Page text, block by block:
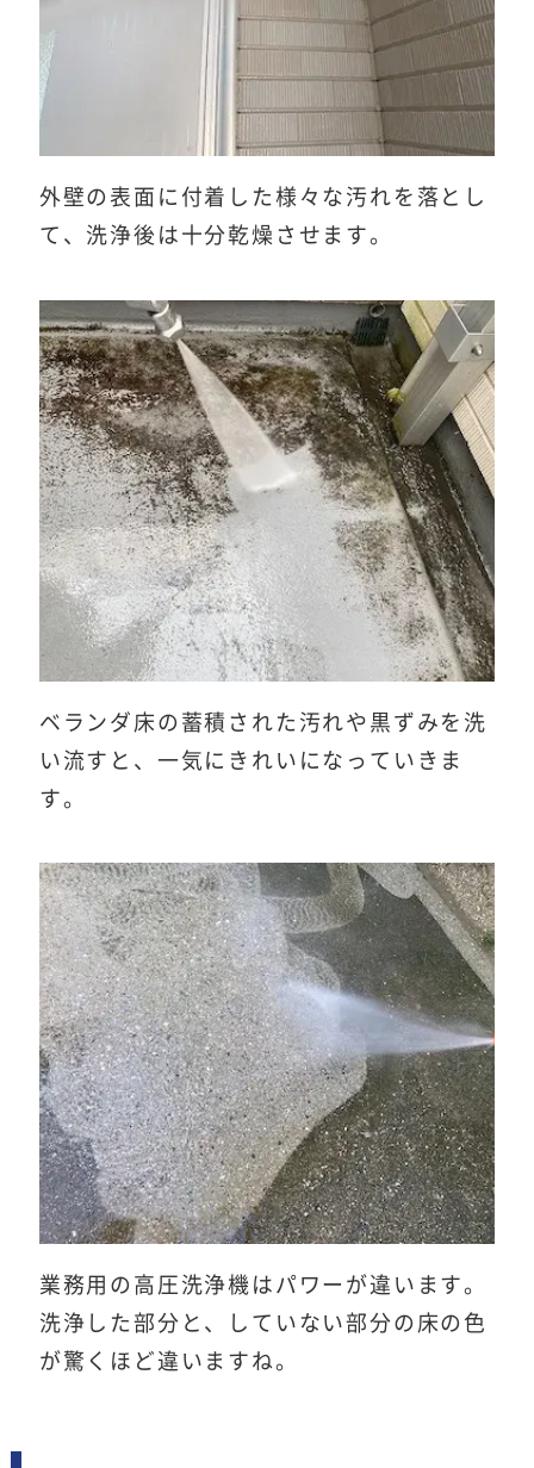
外壁の表面に付着した様々な汚れを落とし
て、洗浄後は十分乾燥させます。
ベランダ床の蓄積された汚れや黒ずみを洗
い流すと、一気にきれいになっていきま
す。
業務用の高圧洗浄機はパワーが違います。
洗浄した部分と、していない部分の床の色
が驚くほど違いますね。